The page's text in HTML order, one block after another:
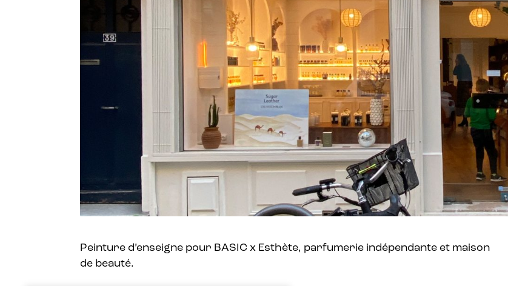
Peinture d’enseigne pour BASIC x Esthète, parfumerie indépendante et maison
de beauté.